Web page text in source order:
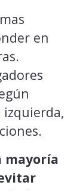
en
mayoría